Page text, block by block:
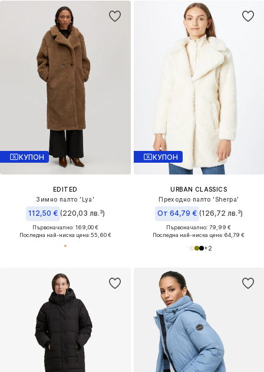
КУПОН
EDITED
Зимно палто 'Lya'
112,50 € (220,03 лв.³)
Първоначално: 169,00 €
Последна най-ниска цена:55,60 €
КУПОН
URBAN CLASSICS
Преходно палто 'Sherpa'
От 64,79 € (126,72 лв.³)
Първоначално: 79,99 €
Последна най-ниска цена:64,79 €
+2